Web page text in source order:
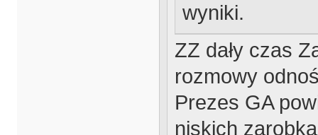
wyniki.
ZZ dały czas
rozmowy
Prezes GA
niskich